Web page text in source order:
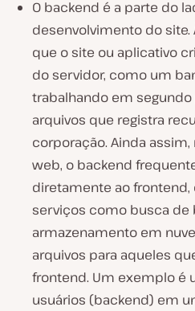
O backend é a parte do
desenvolvimento do site.
que o site ou aplicativo
do servidor, como um
trabalhando em
arquivos que registra
corporação. Ainda
web, o backend
diretamente ao
serviços como busca de
armazenamento em
arquivos para aqueles
frontend. Um exemplo é
usuários (backend) em